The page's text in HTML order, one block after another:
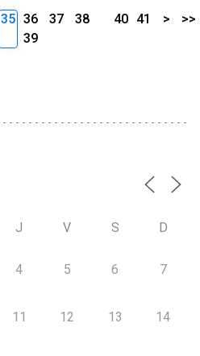
35 36 37
38
39
40 41 > >>
J V S D
4 5 6 7
11 12 13 14